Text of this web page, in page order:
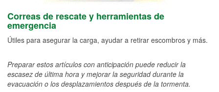
Correas de rescate y herramientas de
emergencia
Útiles para asegurar la carga, ayudar a retirar escombros y más.
Preparar estos artículos con anticipación puede reducir la
escasez de última hora y mejorar la seguridad durante la
evacuación o los desplazamientos después de la tormenta.